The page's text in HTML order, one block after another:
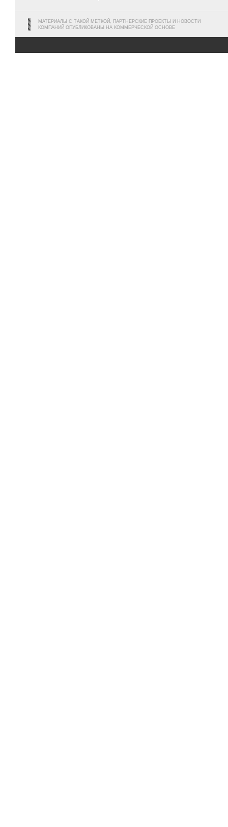
МАТЕРИАЛЫ С ТАКОЙ МЕТКОЙ, ПАРТНЕРСКИЕ ПРОЕКТЫ И НОВОСТИ
КОМПАНИЙ ОПУБЛИКОВАНЫ НА КОММЕРЧЕСКОЙ ОСНОВЕ